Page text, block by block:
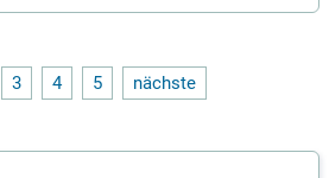
3 4 5 nächste